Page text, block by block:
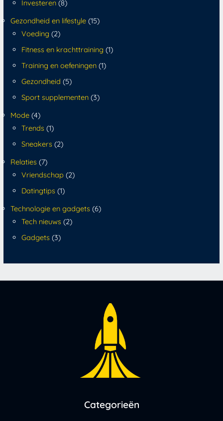
Investeren(8)
Gezondheid en lifestyle (15)
Voeding (2)
Fitness en krachttraining (1)
Training en oefeningen(1)
Gezondheid (5)
Sport supplementen(3)
Mode (4)
Trends(1)
Sneakers(2)
Relaties (7)
Vriendschap (2)
Datingtips(1)
Technologie en gadgets (6)
Tech nieuws(2)
Gadgets(3)
Categorieën